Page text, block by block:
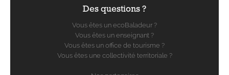
Des questions ?
Vous êtes un ecoBaladeur ?
Vous êtes un enseignant ?
Vous êtes un office de tourisme ?
Vous êtes une collectivité territoriale ?